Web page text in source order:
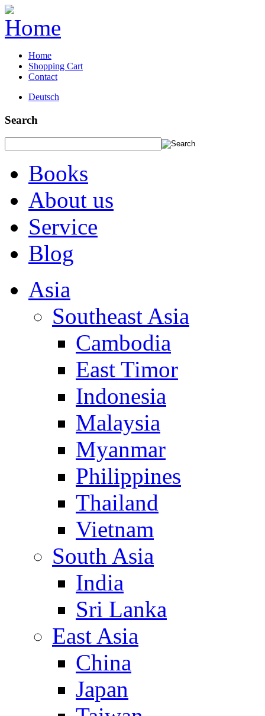
Home
Shopping Cart
Contact
Deutsch
Search
Books
About us
Service
Blog
Asia
Southeast Asia
Cambodia
East Timor
Indonesia
Malaysia
Myanmar
Philippines
Thailand
Vietnam
South Asia
India
Sri Lanka
East Asia
China
Japan